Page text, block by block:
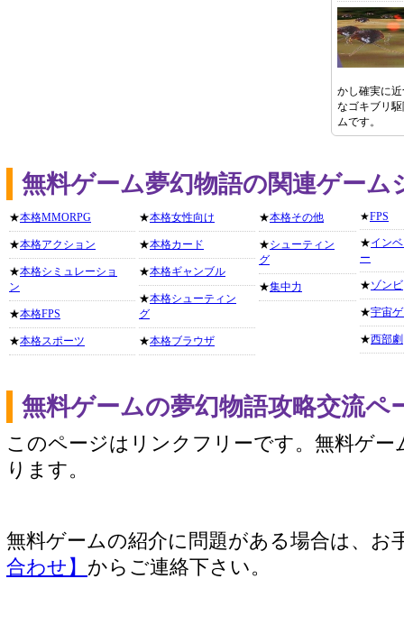
かし確実に
なゴキブリ
ムです。
無料ゲーム夢幻物語の関連ゲーム
★本格MMORPG
★本格アクション
★本格シミュレーショ
ン
★本格FPS
★本格スポーツ
★本格女性向け
★本格カード
★本格ギャンブル
★本格シューティン
グ
★本格ブラウザ
★本格その他
★シューティン
グ
★集中力
★FPS
★イン
ー
★ゾンビ
★宇宙
★西部劇
無料ゲームの夢幻物語攻略交流ペ
このページはリンクフリーです。無料ゲー
ります。
無料ゲームの紹介に問題がある場合は、お
合わせ】 からご連絡下さい。